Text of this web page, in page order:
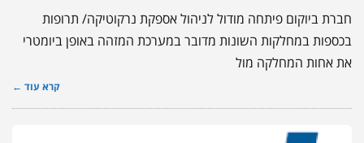
חברת ביוקום פיתחה מודול לניהול אספקת נרקוטיקה/ תרופות
בכספות במחלקות השונות מדובר במערכת המזהה באופן ביומטרי
את אחות המחלקה מול
קרא עוד ←